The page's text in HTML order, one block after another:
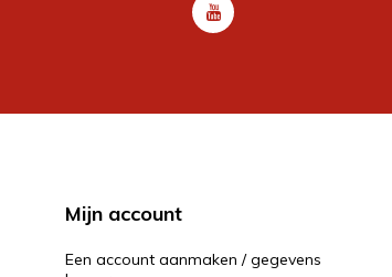
Mijn account
Een account aanmaken / gegevens